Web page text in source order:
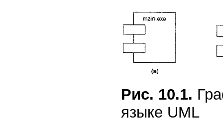
Рис. 10.1.
языке UML